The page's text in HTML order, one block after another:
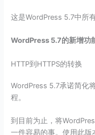
这是WordPress 5.7中所
WordPress 5.7的新增功
HTTP到HTTPS的转换
WordPress 5.7承诺简化
程。
到目前为止，将
一件容易的事。使用此版